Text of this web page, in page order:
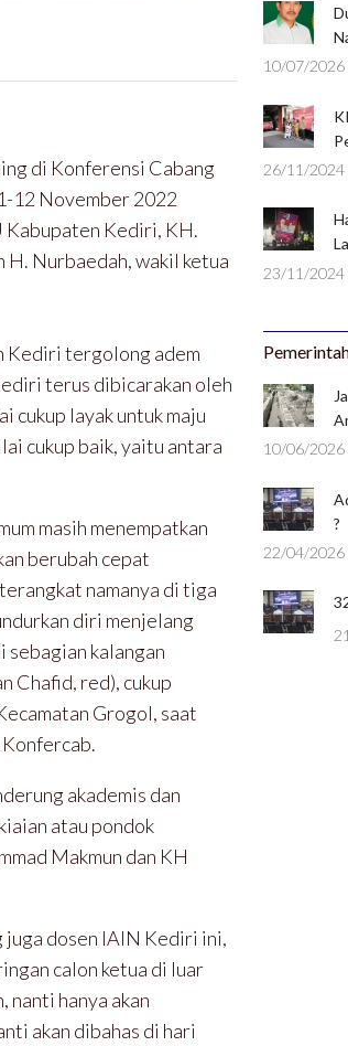
di Konferensi Cabang
12 November 2022
Kabupaten Kediri, KH.
H. Nurbaedah, wakil ketua
Kediri tergolong adem
terus dibicarakan oleh
cukup layak untuk maju
cukup baik, yaitu antara
masih menempatkan
berubah cepat
namanya di tiga
diri menjelang
sebagian kalangan
Chafid, red), cukup
Grogol, saat
akademis dan
atau pondok
Makmun dan KH
dosen IAIN Kediri ini,
calon ketua di luar
nanti hanya akan
akan dibahas di hari
10/07/2026
26/11/2024
23/11/2024
10/06/2026
?
22/04/2026